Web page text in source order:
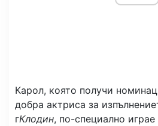
Карол, която получи
добра актриса за
гКлодин, по-специално